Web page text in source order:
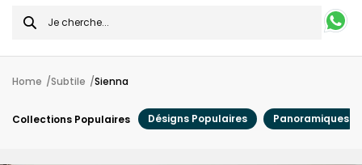
Search
for
Home Subtile Sienna
Collections Populaires Désigns Populaires Panoramiques